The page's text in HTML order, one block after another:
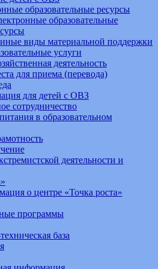
образовательные ресурсы
образовательные
виды материальной поддержки
услуги
деятельность
для приема (перевода)
для детей с ОВЗ
сотрудничество
в образовательном
деятельности и
о центре «Точка роста»
программы
база